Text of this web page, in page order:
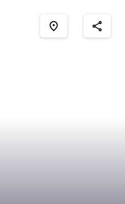
place share